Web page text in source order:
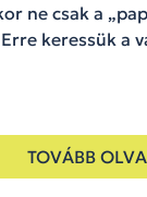
ne csak a
Erre keressük a
TOVÁBB